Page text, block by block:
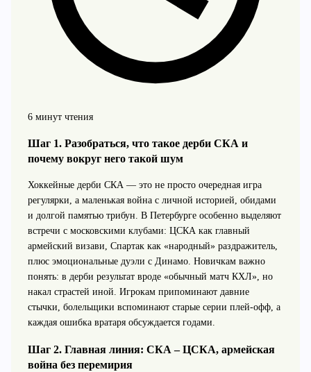
6 минут чтения
Шаг 1. Разобраться, что такое дерби СКА и
почему вокруг него такой шум
Хоккейные дерби СКА — это не просто очередная игра
регулярки, а маленькая война с личной историей, обидами
и долгой памятью трибун. В Петербурге особенно выделяют
встречи с московскими клубами: ЦСКА как главный
армейский визави, Спартак как «народный» раздражитель,
плюс эмоциональные дуэли с Динамо. Новичкам важно
понять: в дерби результат вроде «обычный матч КХЛ», но
накал страстей иной. Игрокам припоминают давние
стычки, болельщики вспоминают старые серии плей‑офф, а
каждая ошибка вратаря обсуждается годами.
Шаг 2. Главная линия: СКА – ЦСКА, армейская
война без перемирия